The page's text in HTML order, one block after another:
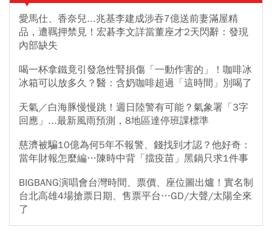
愛馬仕、香奈兒...兆基李建成涉吞7億送前妻滿屋精
品，遭羈押禁見！宏碁李文詳當董座才2天閃辭：發現
內部缺失
喝一杯拿鐵竟引發急性腎損傷「一動作害的」！咖啡冰
冰箱可以放多久？醫：含奶咖啡超過「這時間」別喝了
天氣／白海豚慢慢跳！週日陸警有可能？氣象署「3字
回應」...最新風雨預測，8地區達停班課標準
慈濟被騙10億為何5年不報警、錢找到才認？他好奇：
當年財報怎麼編…陳時中背「擋疫苗」黑鍋只求1件事
BIGBANG演唱會台灣時間、票價、座位圖出爐！實名制
台北高雄4場搶票日期、售票平台…GD/大聲/太陽全來
了